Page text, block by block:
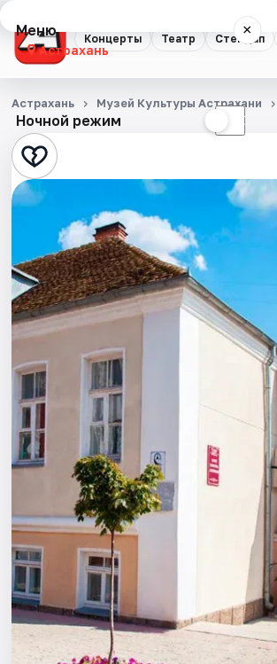
Концерты Театр Стендап
Меню ×
Астрахань
Концерты
Театр
Стендап
Выставки
Квесты
Экскурсии
Спорт
События
Города
Площадки
Артисты
Рейтинги
Ночной режим ☾
Астрахань Музей Культуры Астрахани